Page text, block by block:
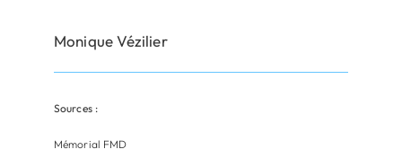
Monique Vézilier
Sources :
Mémorial FMD